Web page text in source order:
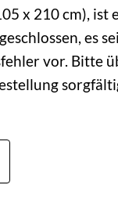
x 210 cm), ist
es
vor. Bitte